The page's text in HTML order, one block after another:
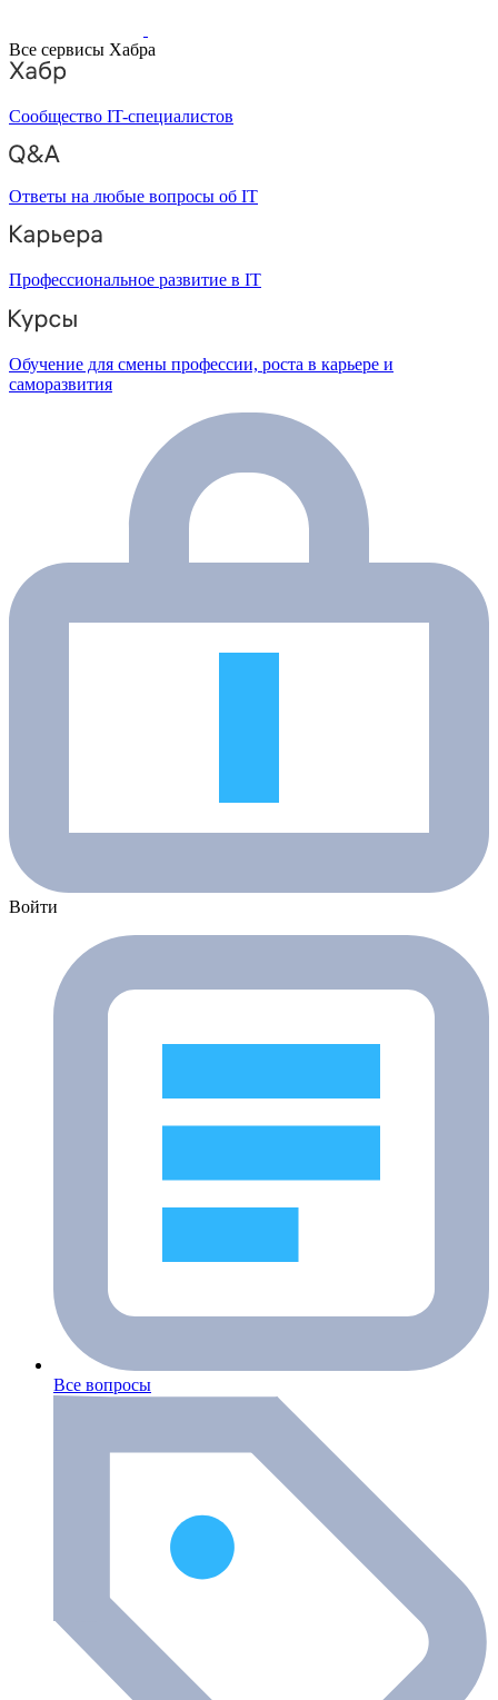
Все сервисы Хабра
Сообщество IT-специалистов
Ответы на любые вопросы об IT
Профессиональное развитие в IT
Обучение для смены профессии, роста в карьере и
саморазвития
Войти
Все вопросы